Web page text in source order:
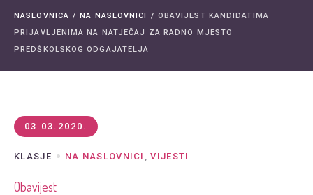
NASLOVNICA / NA NASLOVNICI / OBAVIJEST KANDIDATIMA
PRIJAVLJENIMA NA NATJEČAJ ZA RADNO MJESTO
PREDŠKOLSKOG ODGAJATELJA
03.03.2020.
KLASJE NA NASLOVNICI ,VIJESTI
Obavijest